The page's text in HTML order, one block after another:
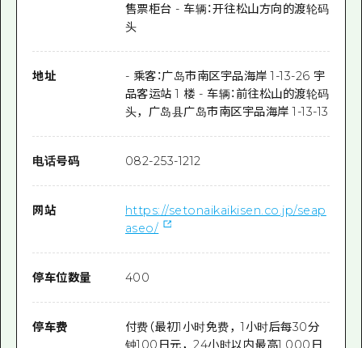
售票柜台 - 车辆：开往松山方向的渡轮码
头
地址
- 乘客：广岛市南区宇品海岸 1-13-26 宇
品客运站 1 楼 - 车辆：前往松山的渡轮码
头，广岛县广岛市南区宇品海岸 1-13-13
电话号码 082-253-1212
网站
https://setonaikaikisen.co.jp/seap
aseo/
停车位数量 400
停车费
付费（最初1小时免费，1小时后每30分
钟100日元，24小时以内最高1,000日